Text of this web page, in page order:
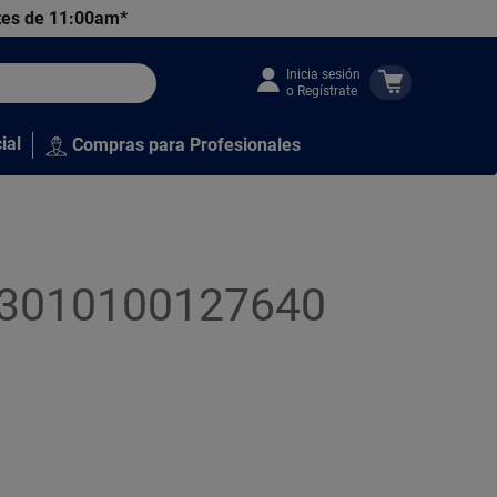
de 11:00am*
Inicia sesión
o Regístrate
Compras para Profesionales